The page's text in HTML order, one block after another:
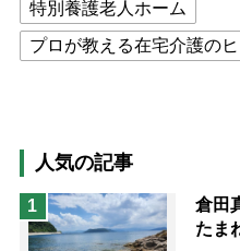
特別養護老人ホーム
プロが教える在宅介護のヒ
猫が母になつきません
息子の遠距離介護サバイ
兄がボケました
便利な
人気の記事
1
倉田
たま